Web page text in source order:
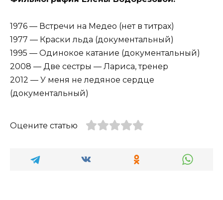
1976 — Встречи на Медео (нет в титрах)
1977 — Краски льда (документальный)
1995 — Одинокое катание (документальный)
2008 — Две сестры — Лариса, тренер
2012 — У меня не ледяное сердце
(документальный)
Оцените статью